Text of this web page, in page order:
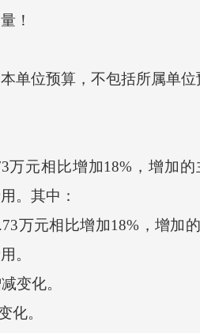
！
位预算，不包括所属单位
元相比增加18%，增加的
。其中：
元相比增加18%，增加
。
变化。
。